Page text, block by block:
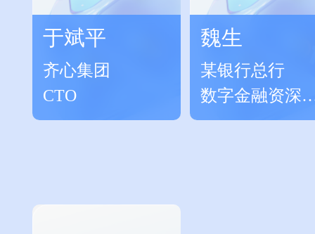
于斌平
齐心集团
CTO
魏生
某银行总行
数字金融资深
家